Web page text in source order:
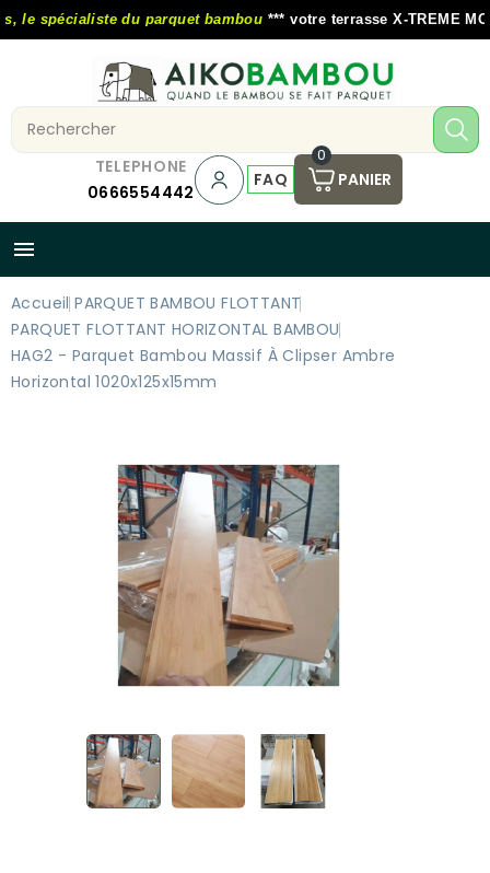
spécialiste du parquet bambou*** votre terrasse X-TREME
TELEPHONE
0666554442
FAQ
0
PANIER

Accueil PARQUET BAMBOU FLOTTANT
PARQUET FLOTTANT HORIZONTAL BAMBOU
HAG2 - Parquet Bambou Massif À Clipser Ambre
Horizontal 1020x125x15mm